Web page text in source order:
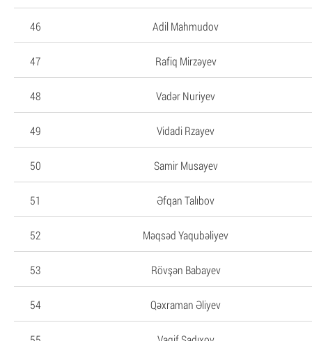
46 Adil Mahmudov
47 Rafiq Mirzəyev
48 Vadər Nuriyev
49 Vidadi Rzayev
50 Samir Musayev
51 Əfqan Talıbov
52 Məqsəd Yaqubəliyev
53 Rövşən Babayev
54 Qəxraman Əliyev